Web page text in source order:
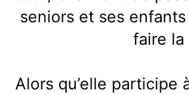
seniors et ses
faire la
Alors qu’elle participe